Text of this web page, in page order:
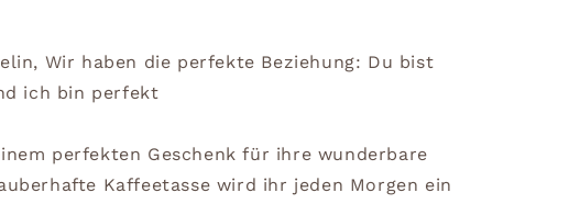
Wir haben die perfekte Beziehung: Du bist
ich bin perfekt
perfekten Geschenk für ihre wunderbare
Kaffeetasse wird ihr jeden Morgen ein